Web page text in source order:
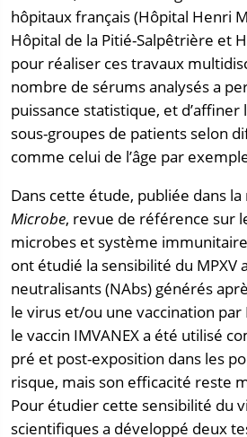
hôpitaux français (Hôpital Henri
Hôpital de la Pitié-Salpêtrière et
pour réaliser ces travaux
nombre de sérums analysés a
puissance statistique, et d’affiner
sous-groupes de patients selon
comme celui de l’âge par
Dans cette étude, publiée dans la
Microbe, revue de référence sur
microbes et système
ont étudié la sensibilité du MPXV
neutralisants (NAbs) générés
le virus et/ou une vaccination par
le vaccin IMVANEX a été utilisé
pré et post-exposition dans les
risque, mais son efficacité reste
Pour étudier cette sensibilité du
scientifiques a développé deux